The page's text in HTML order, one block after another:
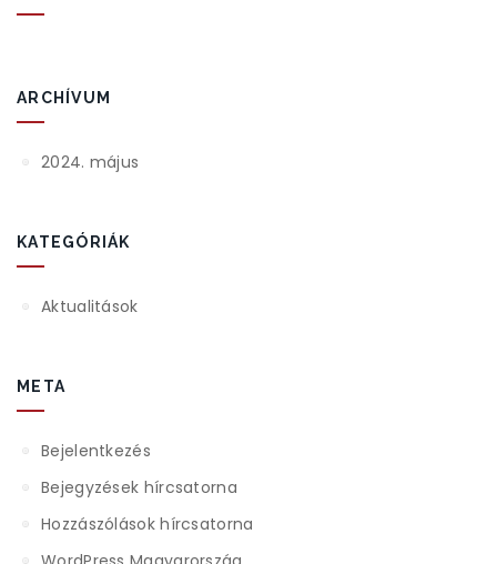
ARCHÍVUM
2024. május
KATEGÓRIÁK
Aktualitások
META
Bejelentkezés
Bejegyzések hírcsatorna
Hozzászólások hírcsatorna